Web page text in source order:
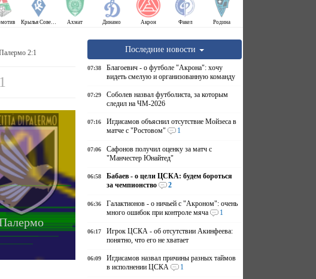
Крылья Советов Ахмат Динамо Акрон Факел Родина
2:1 Последние новости
07:38
Благоевич - о футболе "Акрона": хочу
видеть смелую и организованную команду
07:29
Соболев назвал футболиста, за которым
следил на ЧМ-2026
07:16
Игдисамов объяснил отсутствие Мойзеса в
матче с "Ростовом"
1
07:06
Сафонов получил оценку за матч с
"Манчестер Юнайтед"
06:58
Бабаев - о цели ЦСКА: будем бороться
за чемпионство
2
06:36
Галактионов - о ничьей с "Акроном": очень
много ошибок при контроле мяча
1
06:17
Игрок ЦСКА - об отсутствии Акинфеева:
понятно, что его не хватает
06:09
Игдисамов назвал причины разных таймов
в исполнении ЦСКА
1